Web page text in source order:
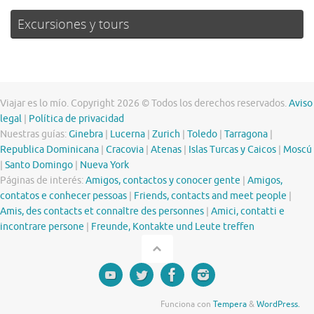
Excursiones y tours
Viajar es lo mío. Copyright 2026 © Todos los derechos reservados.Aviso
legal
Política de privacidad
Nuestras guías:Ginebra Lucerna Zurich Toledo Tarragona
Republica Dominicana Cracovia Atenas Islas Turcas y Caicos
Moscú
Santo Domingo
Nueva York
Páginas de interés:Amigos, contactos y conocer gente
Amigos,
contatos e conhecer pessoas
Friends, contacts and meet people
Amis, des contacts et connaître des personnes Amici, contatti e
incontrare persone
Freunde, Kontakte und Leute treffen
Funciona con Tempera&WordPress.